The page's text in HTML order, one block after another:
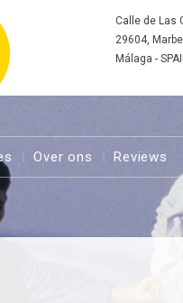
Calle de Las
29604,
Málaga -
Over ons Reviews